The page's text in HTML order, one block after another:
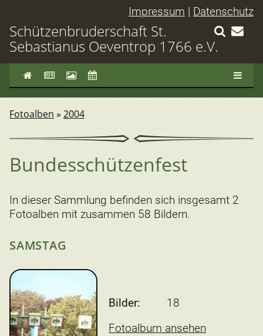
Impressum | Datenschutz
Schützenbruderschaft St.
Sebastianus Oeventrop 1766 e.V.
Fotoalben » 2004
Bundesschützenfest
In dieser Sammlung befinden sich insgesamt 2
Fotoalben mit zusammen 58 Bildern.
SAMSTAG
Bilder:
18
Fotoalbum ansehen